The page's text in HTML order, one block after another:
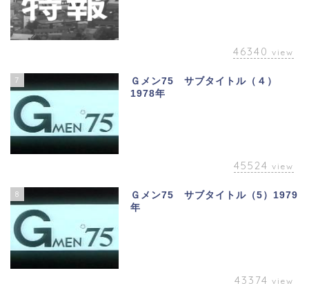
46340 view
7
Ｇメン75 サブタイトル（４）
1978年
45524 view
8
Ｇメン75 サブタイトル（5）1979
年
43374 view